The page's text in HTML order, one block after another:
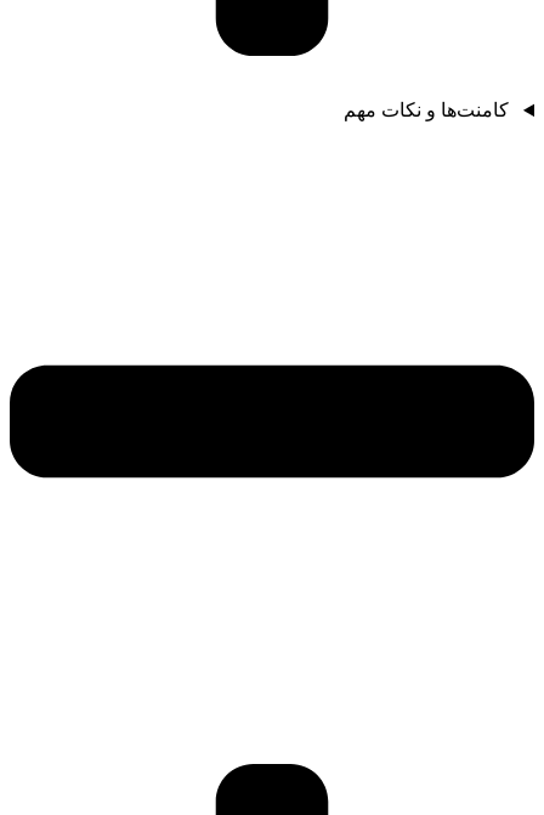
کامنت‌ها و نکات مهم